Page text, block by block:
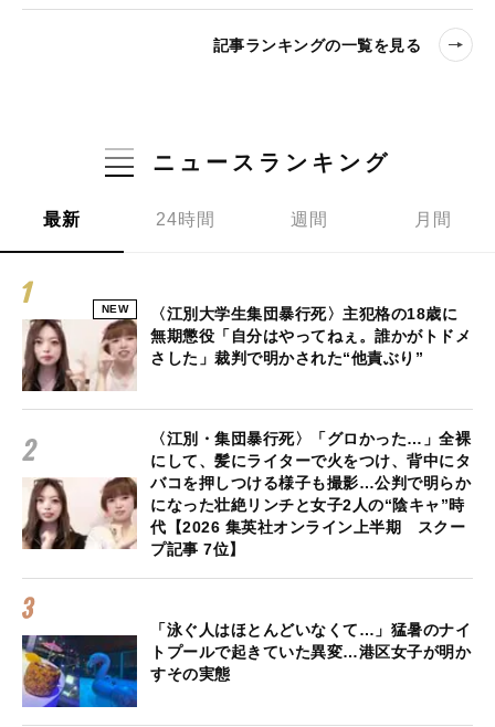
記事ランキングの一覧を見る
ニュースランキング
最新 24時間 週間 月間
NEW
〈江別大学生集団暴行死〉主犯格の18歳に
無期懲役「自分はやってねぇ。誰かがトドメ
さした」裁判で明かされた“他責ぶり”
〈江別・集団暴行死〉「グロかった…」全裸
にして、髪にライターで火をつけ、背中にタ
バコを押しつける様子も撮影…公判で明らか
になった壮絶リンチと女子2人の“陰キャ”時
代【2026 集英社オンライン上半期 スクー
プ記事 7位】
「泳ぐ人はほとんどいなくて…」猛暑のナイ
トプールで起きていた異変…港区女子が明か
すその実態